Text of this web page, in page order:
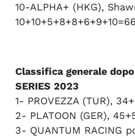
10-ALPHA+ (HKG),
10+10+5+8+8+6+9+10=66
Classifica generale
SERIES 2023
1- PROVEZZA (TUR),
2- PLATOON (GER),
3- QUANTUM RACING